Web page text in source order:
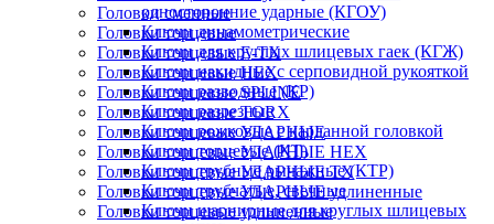
Головки сменные
Головки торцевые
Головки торцевые E-TX
Головки торцевые HEX
Головки торцевые SPLINE
Головки торцевые TORX
Головки торцевые УДАРНЫЕ
Головки торцевые УДАРНЫЕ HEX
Головки торцевые УДАРНЫЕ TX
Головки торцевые УДАРНЫЕ удлиненные
Головки торцевые удлиненные
односторонние ударные (КГОУ)
Ключи динамометрические
Ключи для круглых шлицевых гаек (КГЖ)
Ключи накидные с серповидной рукояткой
Ключи разводные (КР)
Ключи разрезные
Ключи рожковые с карданной головкой
Ключи торцевые (КТ)
Ключи трубные рычажные (КТР)
Ключи трубчатые, свечные
Ключи шарнирные для круглых шлицевых